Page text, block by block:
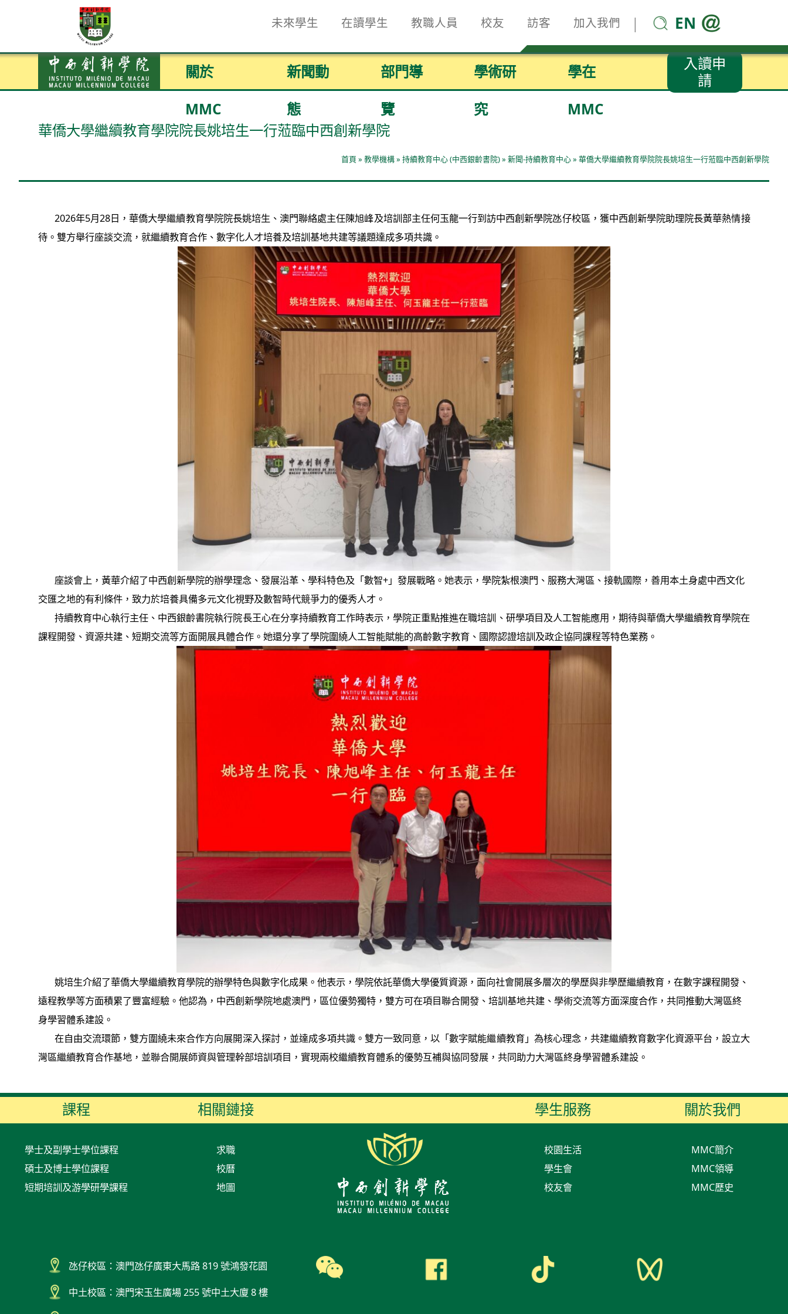
未來學生 在讀學生 教職人員 校友 訪客 加入我們 | EN
關於
MMC
新聞動
態
部門導
覽
學術研
究
學在
MMC
入讀申
請
華僑大學繼續教育學院院長姚培生一行蒞臨中西創新學院
首頁 » 教學機構» 持續教育中心 (中西銀齡書院)» 新聞-持續教育中心» 華僑大學繼續教育學院院長姚培生一行蒞臨中西創新學院
2026年5月28日，華僑大學繼續教育學院院長姚培生、澳門聯絡處主任陳旭峰及培訓部主任何玉龍一行到訪中西創新學院氹仔校區，獲中西創新學院助理院長黃華熱情接
待。雙方舉行座談交流，就繼續教育合作、數字化人才培養及培訓基地共建等議題達成多項共識。
座談會上，黃華介紹了中西創新學院的辦學理念、發展沿革、學科特色及「數智+」發展戰略。她表示，學院紮根澳門、服務大灣區、接軌國際，善用本土身處中西文化
交匯之地的有利條件，致力於培養具備多元文化視野及數智時代競爭力的優秀人才。
持續教育中心執行主任、中西銀齡書院執行院長王心在分享持續教育工作時表示，學院正重點推進在職培訓、研學項目及人工智能應用，期待與華僑大學繼續教育學院在
課程開發、資源共建、短期交流等方面開展具體合作。她還分享了學院圍繞人工智能賦能的高齡數字教育、國際認證培訓及政企協同課程等特色業務。
姚培生介紹了華僑大學繼續教育學院的辦學特色與數字化成果。他表示，學院依託華僑大學優質資源，面向社會開展多層次的學歷與非學歷繼續教育，在數字課程開發、
遠程教學等方面積累了豐富經驗。他認為，中西創新學院地處澳門，區位優勢獨特，雙方可在項目聯合開發、培訓基地共建、學術交流等方面深度合作，共同推動大灣區終
身學習體系建設。
在自由交流環節，雙方圍繞未來合作方向展開深入探討，並達成多項共識。雙方一致同意，以「數字賦能繼續教育」為核心理念，共建繼續教育數字化資源平台，設立大
灣區繼續教育合作基地，並聯合開展師資與管理幹部培訓項目，實現兩校繼續教育體系的優勢互補與協同發展，共同助力大灣區終身學習體系建設。
課程
學士及副學士學位課程
碩士及博士學位課程
短期培訓及游學研學課程
相關鏈接
求職
校曆
地圖
學生服務
校園生活
學生會
校友會
關於我們
MMC簡介
MMC領導
MMC歷史
氹仔校區：澳門氹仔廣東大馬路 819 號鴻發花園
中土校區：澳門宋玉生廣場 255 號中土大廈 8 樓